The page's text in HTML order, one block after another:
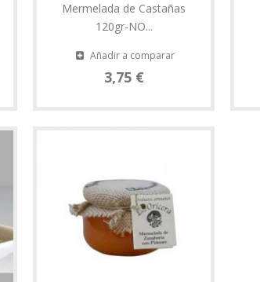
Mermelada de Castañas
120gr-NO...
Añadir a comparar
3,75 €